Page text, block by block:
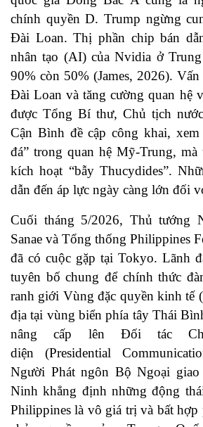
chính quyền D. Trump ngừng
Đài Loan. Thị phần chip bán
nhân tạo (AI) của Nvidia ở
90% còn 50% (James, 2026).
Đài Loan và tăng cường quan hệ
được Tổng Bí thư, Chủ tịch
Cận Bình đề cập công khai,
đá” trong quan hệ Mỹ-Trung,
kích hoạt “bẫy Thucydides”.
dẫn đến áp lực ngày càng lớn đối
Cuối tháng 5/2026, Thủ tướng
Sanae và Tổng thống Philippines
đã có cuộc gặp tại Tokyo. Lãnh
tuyên bố chung để chính thức
ranh giới Vùng đặc quyền kinh tế
địa tại vùng biển phía tây Thái
nâng cấp lên Đối tác
diện (Presidential
Người Phát ngôn Bộ Ngoại
Ninh khẳng định những động
Philippines là vô giá trị và bất hợp